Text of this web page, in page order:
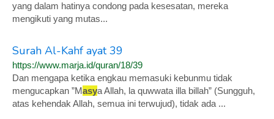
yang dalam hatinya condong pada kesesatan, mereka
mengikuti yang mutas...
Surah Al-Kahf ayat 39
https://www.marja.id/quran/18/39
Dan mengapa ketika engkau memasuki kebunmu tidak
mengucapkan ”Masya Allah, la quwwata illa billah” (Sungguh,
atas kehendak Allah, semua ini terwujud), tidak ada ...